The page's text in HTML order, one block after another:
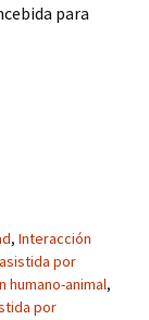
para
Animal
, Interacción
por
humano-animal,
por